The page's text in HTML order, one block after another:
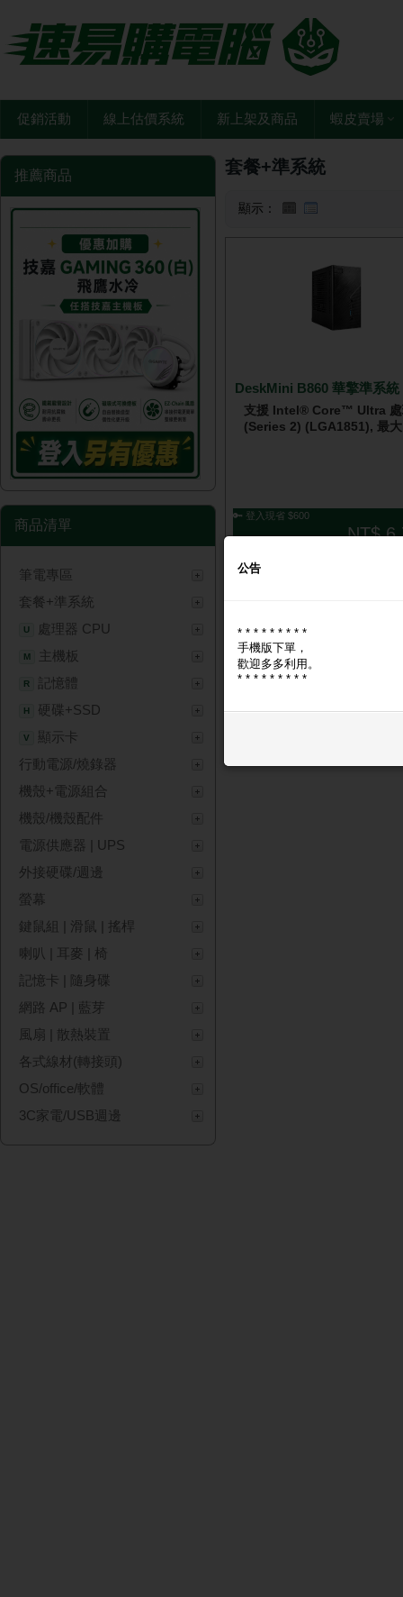
促銷活動 線上估價系統 新上架及商品 蝦皮賣場
推薦商品
商品清單
筆電專區
套餐+準系統
U 處理器 CPU
M 主機板
R 記憶體
H 硬碟+SSD
V
顯示卡
行動電源/燒錄器
機殼+電源組合
機殼/機殼配件
電源供應器 | UPS
外接硬碟/週邊
螢幕
鍵鼠組 | 滑鼠 | 搖桿
喇叭 | 耳麥 | 椅
記憶卡 | 隨身碟
網路 AP | 藍芽
風扇 | 散熱裝置
各式線材(轉接頭)
OS/office/軟體
3C家電/USB週邊
套餐+準系統
顯示：
DeskMini B860 華擎準系統
支援 Intel® Core™ Ultra 處
(Series 2) (LGA1851), 最
🔑 登入現省 $600
NT$
公告
* * * * * * * * *
手機版下單，
歡迎多多利用。
* * * * * * * * *